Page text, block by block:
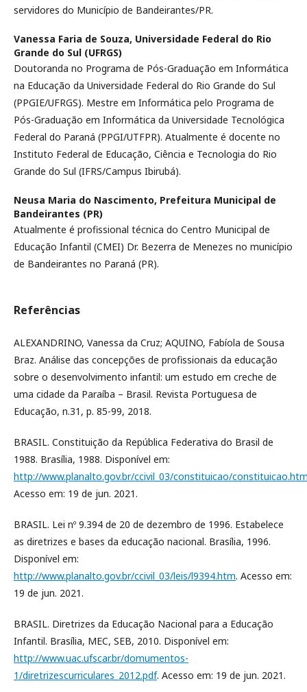
servidores do Município de Bandeirantes/PR.
Vanessa Faria de Souza, Universidade Federal do Rio
Grande do Sul (UFRGS)
Doutoranda no Programa de Pós-Graduação em Informática
na Educação da Universidade Federal do Rio Grande do Sul
(PPGIE/UFRGS). Mestre em Informática pelo Programa de
Pós-Graduação em Informática da Universidade Tecnológica
Federal do Paraná (PPGI/UTFPR). Atualmente é docente no
Instituto Federal de Educação, Ciência e Tecnologia do Rio
Grande do Sul (IFRS/Campus Ibirubá).
Neusa Maria do Nascimento, Prefeitura Municipal de
Bandeirantes (PR)
Atualmente é profissional técnica do Centro Municipal de
Educação Infantil (CMEI) Dr. Bezerra de Menezes no município
de Bandeirantes no Paraná (PR).
Referências
ALEXANDRINO, Vanessa da Cruz; AQUINO, Fabíola de Sousa
Braz. Análise das concepções de profissionais da educação
sobre o desenvolvimento infantil: um estudo em creche de
uma cidade da Paraíba – Brasil. Revista Portuguesa de
Educação, n.31, p. 85-99, 2018.
BRASIL. Constituição da República Federativa do Brasil de
1988. Brasília, 1988. Disponível em:
http://www.planalto.gov.br/ccivil_03/constituicao/
Acesso em: 19 de jun. 2021.
BRASIL. Lei nº 9.394 de 20 de dezembro de 1996. Estabelece
as diretrizes e bases da educação nacional. Brasília, 1996.
Disponível em:
http://www.planalto.gov.br/ccivil_03/leis/l9394.htm. Acesso em:
19 de jun. 2021.
BRASIL. Diretrizes da Educação Nacional para a Educação
Infantil. Brasília, MEC, SEB, 2010. Disponível em:
http://www.uac.ufscar.br/domumentos-
1/diretrizescurriculares_2012.pdf. Acesso em: 19 de jun. 2021.